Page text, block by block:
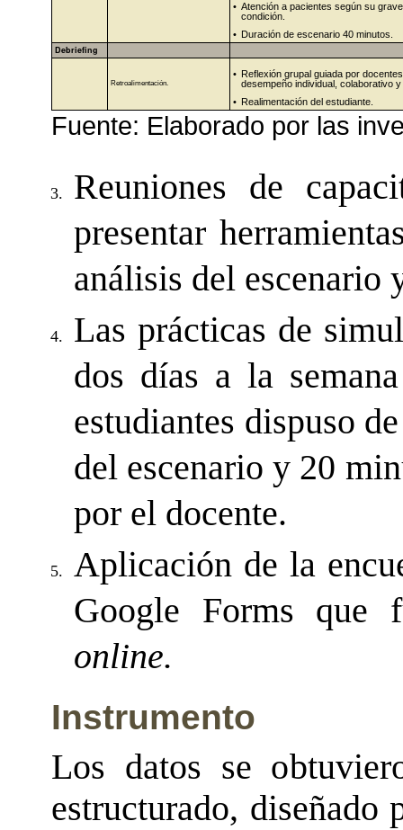
• Atención a pacientes según su
condición.
• Duración de escenario 40 minutos.
Debriefing
Retroalimentación.
• Reflexión grupal guiada por
desempeño individual, colaborativo
• Realimentación del estudiante.
Fuente: Elaborado por las
3.
Reuniones de
presentar
análisis del escenario
4.
Las prácticas de
dos días a la
estudiantes dispuso
del escenario y 20
por el docente.
5.
Aplicación de la
Google Forms que
online.
Instrumento
Los datos se
estructurado, diseñado